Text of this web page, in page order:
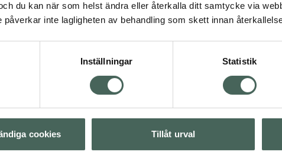
du kan när som helst ändra eller återkalla ditt samtycke via
inte lagligheten av behandling som skett innan
Inställningar Statistik
cookies Tillåt urval
Visa
Visa